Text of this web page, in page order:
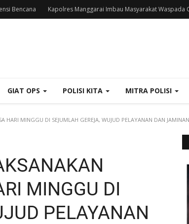
Bencana Kapolres Manggarai Imbau Masyarakat Waspada
GIAT OPS POLISI KITA MITRA POLISI
HARI MINGGU DI SEJUMLAH GEREJA, WUJUD PELAYANAN DAN
MINGGU DI
PELAYANAN